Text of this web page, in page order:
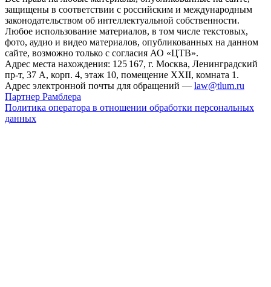
защищены в соответствии с российским и международным
законодательством об интеллектуальной собственности.
Любое использование материалов, в том числе текстовых,
фото, аудио и видео материалов, опубликованных на данном
сайте, возможно только с согласия АО «ЦТВ».
Адрес места нахождения: 125 167, г. Москва, Ленинградский
пр-т, 37 А, корп. 4, этаж 10, помещение XXII, комната 1.
Адрес электронной почты для обращений — law@tlum.ru
Партнер Рамблера
Политика оператора в отношении обработки персональных
данных